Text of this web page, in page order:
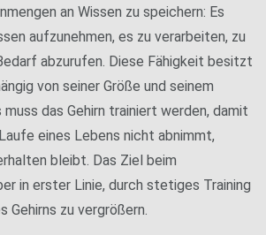
an Wissen zu speichern: Es
aufzunehmen, es zu verarbeiten, zu
abzurufen. Diese Fähigkeit besitzt
von seiner Größe und seinem
das Gehirn trainiert werden, damit
eines Lebens nicht abnimmt,
bleibt. Das Ziel beim
in erster Linie, durch stetiges Training
Gehirns zu vergrößern.